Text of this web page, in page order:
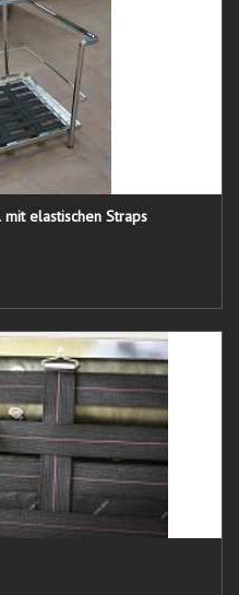
elastischen Straps